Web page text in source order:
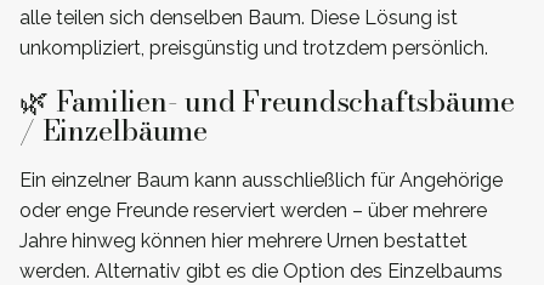
alle teilen sich denselben Baum. Diese Lösung ist
unkompliziert, preisgünstig und trotzdem persönlich.
🌿 Familien- und Freundschaftsbäume
/ Einzelbäume
Ein einzelner Baum kann ausschließlich für Angehörige
oder enge Freunde reserviert werden – über mehrere
Jahre hinweg können hier mehrere Urnen bestattet
werden. Alternativ gibt es die Option des Einzelbaums